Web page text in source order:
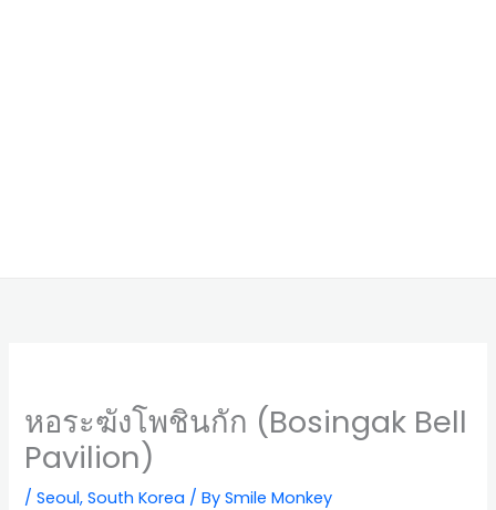
หอระฆังโพชินกัก (Bosingak Bell
Pavilion)
/Seoul,South Korea / BySmile Monkey